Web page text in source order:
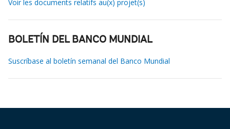
Voir les documents relatifs au(x) projet(s)
BOLETÍN DEL BANCO MUNDIAL
Suscríbase al boletín semanal del Banco Mundial